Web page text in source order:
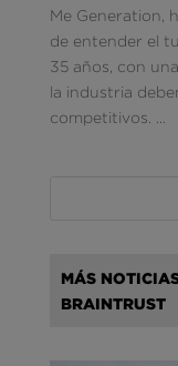
Me Generation,
de entender el
35 años, con
la industria
competitivos. ...
MÁS
BRAINTRUST